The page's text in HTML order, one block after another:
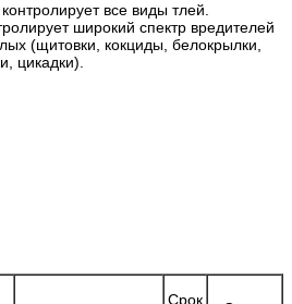
все виды тлей.
широкий спектр вредителей
(щитовки, кокциды, белокрылки,
цикадки).
Срок